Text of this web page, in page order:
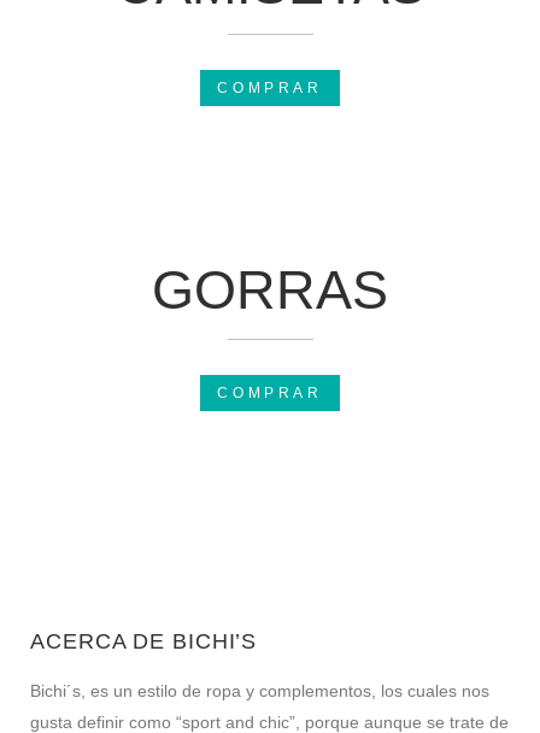
COMPRAR
GORRAS
COMPRAR
ACERCA DE BICHI’S
Bichi´s, es un estilo de ropa y complementos, los cuales nos
gusta definir como “sport and chic”, porque aunque se trate de